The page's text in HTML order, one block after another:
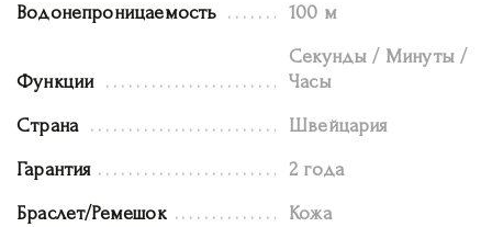
Водонепроницаемость 100 м
Функции
Секунды / Минуты /
Часы
Страна Швейцария
Гарантия 2 года
Браслет/Ремешок Кожа